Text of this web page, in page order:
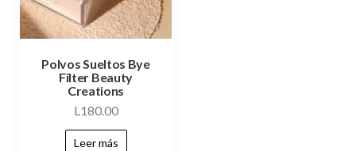
Polvos Sueltos Bye
Filter Beauty
Creations
L180.00
Leer más